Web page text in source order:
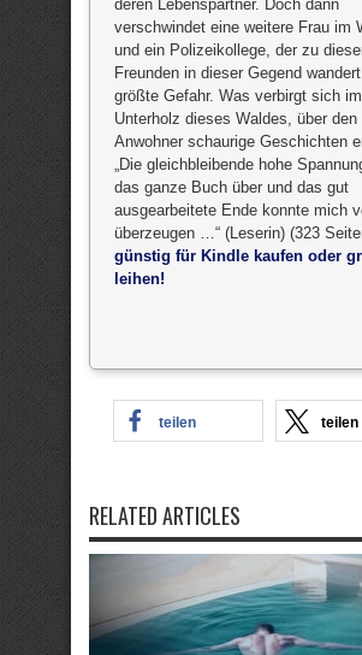
deren Lebenspartner. Doch dann
verschwindet eine weitere Frau im
und ein Polizeikollege, der zu
Freunden in dieser Gegend
größte Gefahr. Was verbirgt sich
Unterholz dieses Waldes, über
Anwohner schaurige Geschichten
„Die gleichbleibende hohe
das ganze Buch über und das gut
ausgearbeitete Ende konnte mich
überzeugen …“ (Leserin) (323
günstig für Kindle kaufen oder
leihen!
teilen teilen
RELATED ARTICLES